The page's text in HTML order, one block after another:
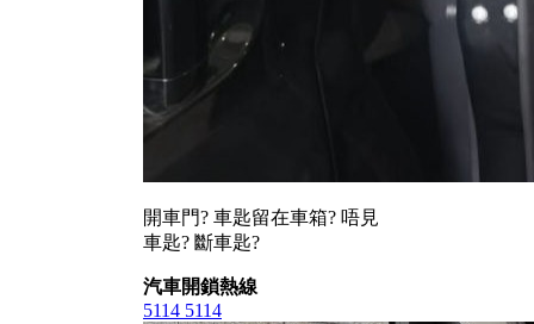
開車門? 車匙留在車箱? 唔見
車匙? 斷車匙?
汽車開鎖熱線
5114 5114